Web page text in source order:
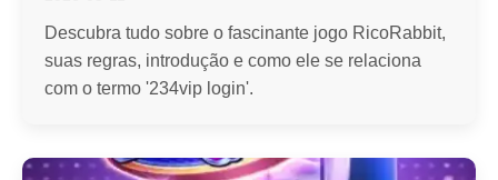
Descubra tudo sobre o fascinante jogo RicoRabbit,
suas regras, introdução e como ele se relaciona
com o termo '234vip login'.